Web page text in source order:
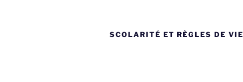
SCOLARITÉ ET RÈGLES DE VIE